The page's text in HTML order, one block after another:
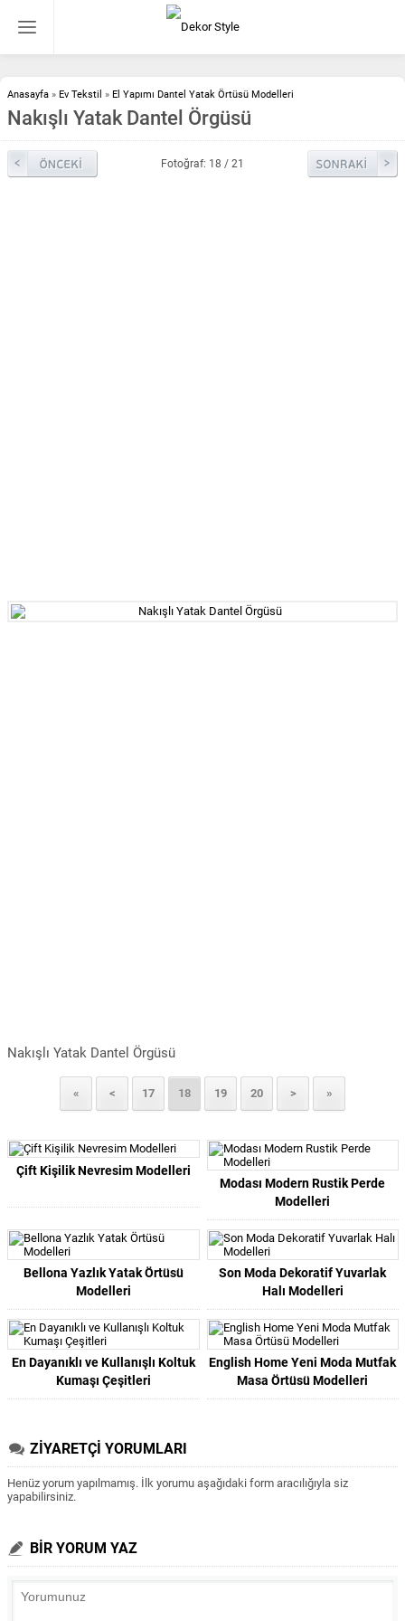
Anasayfa » Ev Tekstil » El Yapımı Dantel Yatak Örtüsü Modelleri
Nakışlı Yatak Dantel Örgüsü
Fotoğraf: 18 / 21
Nakışlı Yatak Dantel Örgüsü
« < 17 18 19 20 > »
Çift Kişilik Nevresim Modelleri
Modası Modern Rustik Perde
Modelleri
Bellona Yazlık Yatak Örtüsü
Modelleri
Son Moda Dekoratif Yuvarlak
Halı Modelleri
En Dayanıklı ve Kullanışlı Koltuk
Kumaşı Çeşitleri
English Home Yeni Moda Mutfak
Masa Örtüsü Modelleri
ZİYARETÇİ YORUMLARI
Henüz yorum yapılmamış. İlk yorumu aşağıdaki form aracılığıyla siz
yapabilirsiniz.
BİR YORUM YAZ